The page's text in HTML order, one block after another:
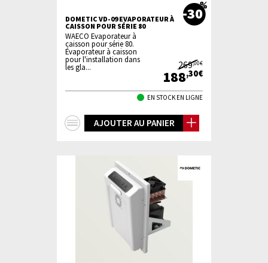
DOMETIC VD-09 EVAPORATEUR À
CAISSON POUR SÉRIE 80
-30
WAECO Evaporateur à
caisson pour série 80.
Évaporateur à caisson
pour l'installation dans
les gla...
269,00€
188,30€
EN STOCK EN LIGNE
AJOUTER AU PANIER